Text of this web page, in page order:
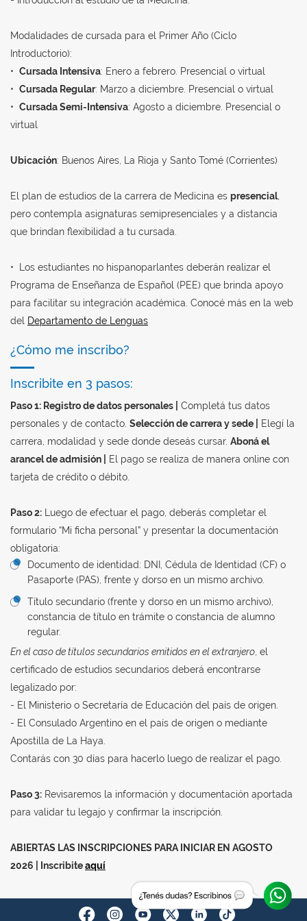
Modalidades de cursada para el Primer Año (Ciclo
Introductorio):
• Cursada Intensiva: Enero a febrero. Presencial o virtual
• Cursada Regular: Marzo a diciembre. Presencial o virtual
• Cursada Semi-Intensiva: Agosto a diciembre. Presencial o
virtual
Ubicación: Buenos Aires, La Rioja y Santo Tomé (Corrientes)
El plan de estudios de la carrera de Medicina es presencial,
pero contempla asignaturas semipresenciales y a distancia
que brindan flexibilidad a tu cursada.
• Los estudiantes no hispanoparlantes deberán realizar el
Programa de Enseñanza de Español (PEE) que brinda apoyo
para facilitar su integración académica. Conocé más en la web
del Departamento de Lenguas
¿Cómo me inscribo?
Inscribite en 3 pasos:
Paso 1: Registro de datos personales |
Completá tus datos
personales y de contacto. Selección de carrera y sede |
Elegí la
carrera, modalidad y sede donde deseás cursar. Aboná el
arancel de admisión |
El pago se realiza de manera online con
tarjeta de crédito o débito.
Paso 2: Luego de efectuar el pago, deberás completar el
formulario “Mi ficha personal” y presentar la documentación
obligatoria:
Documento de identidad: DNI, Cédula de Identidad (CF) o
Pasaporte (PAS), frente y dorso en un mismo archivo.
Título secundario (frente y dorso en un mismo archivo),
constancia de título en trámite o constancia de alumno
regular.
En el caso de títulos secundarios emitidos en el extranjero , el
certificado de estudios secundarios deberá encontrarse
legalizado por:
- El Ministerio o Secretaría de Educación del país de origen.
- El Consulado Argentino en el país de origen o mediante
Apostilla de La Haya.
Contarás con 30 días para hacerlo luego de realizar el pago.
Paso 3: Revisaremos la información y documentación aportada
para validar tu legajo y confirmar la inscripción.
ABIERTAS LAS INSCRIPCIONES PARA INICIAR EN AGOSTO
2026 | Inscribiteaquí